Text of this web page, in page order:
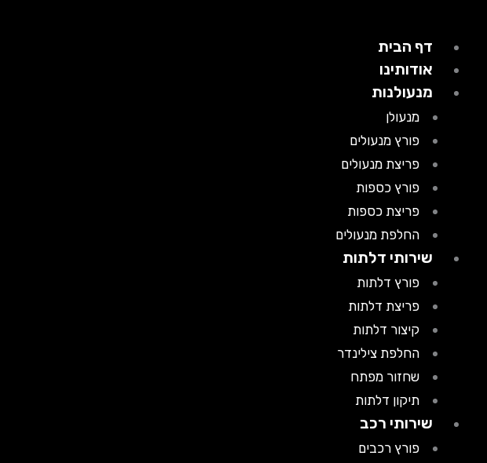
דף הבית
אודותינו
מנעולנות
מנעולן
פורץ מנעולים
פריצת מנעולים
פורץ כספות
פריצת כספות
החלפת מנעולים
שירותי דלתות
פורץ דלתות
פריצת דלתות
קיצור דלתות
החלפת צילינדר
שחזור מפתח
תיקון דלתות
שירותי רכב
פורץ רכבים